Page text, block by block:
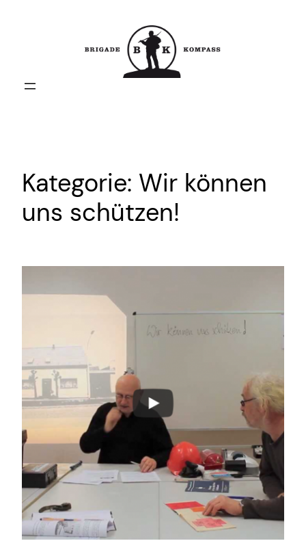
Kategorie: Wir können
uns schützen!